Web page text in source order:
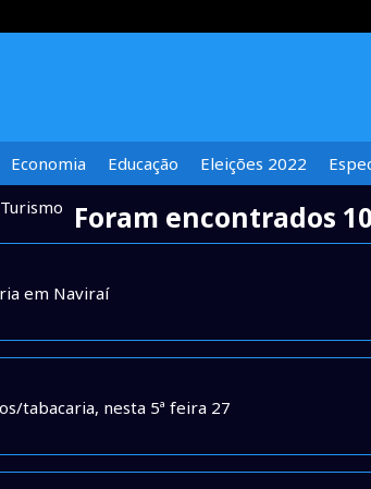
Economia Educação Eleições 2022
Turismo Foram encontrados
em Naviraí
tabacaria, nesta 5ª feira 27